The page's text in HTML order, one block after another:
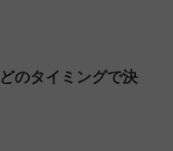
のタイミングで決